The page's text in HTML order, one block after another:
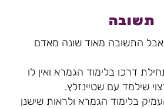
תשובה
התשובה מאוד שונה מאדם
דרכו בלימוד הגמרא ואין לו
שילמד עם שטיינזלץ.
בלימוד הגמרא ולראות שישנן